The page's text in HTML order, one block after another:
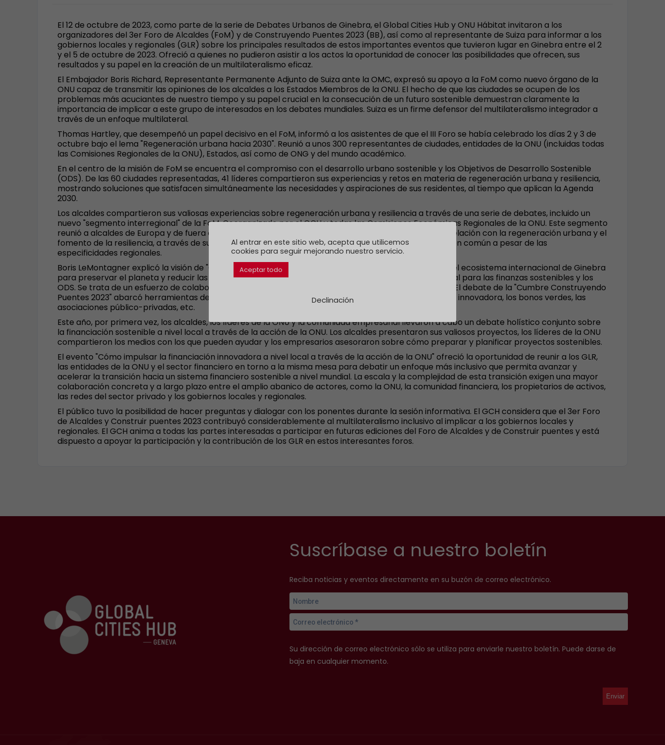
El 12 de octubre de 2023, como parte de la serie de Debates Urbanos de Ginebra, el Global Cities Hub y ONU Hábitat invitaron a los
organizadores del 3er Foro de Alcaldes (FoM) y de Construyendo Puentes 2023 (BB), así como al representante de Suiza para informar a los
gobiernos locales y regionales (GLR) sobre los principales resultados de estos importantes eventos que tuvieron lugar en Ginebra entre el 2
y el 5 de octubre de 2023. Ofreció a quienes no pudieron asistir a los actos la oportunidad de conocer las posibilidades que ofrecen, sus
resultados y su papel en la creación de un multilateralismo eficaz.
El Embajador Boris Richard, Representante Permanente Adjunto de Suiza ante la OMC, expresó su apoyo a la FoM como nuevo órgano de la
ONU capaz de transmitir las opiniones de los alcaldes a los Estados Miembros de la ONU. El hecho de que las ciudades se ocupen de los
problemas más acuciantes de nuestro tiempo y su papel crucial en la consecución de un futuro sostenible demuestran claramente la
importancia de implicar a este grupo de interesados en los debates mundiales. Suiza es un firme defensor del multilateralismo integrador a
través de un enfoque multilateral.
Thomas Hartley, que desempeñó un papel decisivo en el FoM, informó a los asistentes de que el III Foro se había celebrado los días 2 y 3 de
octubre bajo el lema "Regeneración urbana hacia 2030". Reunió a unos 300 representantes de ciudades, entidades de la ONU (incluidas todas
las Comisiones Regionales de la ONU), Estados, así como de ONG y del mundo académico.
En el centro de la misión de FoM se encuentra el compromiso con el desarrollo urbano sostenible y los Objetivos de Desarrollo Sostenible
(ODS). De las 60 ciudades representadas, 41 líderes compartieron sus experiencias y retos en materia de regeneración urbana y resiliencia,
mostrando soluciones que satisfacen simultáneamente las necesidades y aspiraciones de sus residentes, al tiempo que aplican la Agenda
2030.
Los alcaldes compartieron sus valiosas experiencias sobre regeneración urbana y resiliencia a través de una serie de debates, incluido un
nuevo "segmento interregional" de la FoM. Coorganizado por el GCH y todas las Comisiones Económicas Regionales de la ONU. Este segmento
reunió a alcaldes de Europa y de fuera de ella para debatir sobre los retos y las buenas prácticas en relación con la regeneración urbana y el
fomento de la resiliencia, a través de su óptica regional específica. Fue interesante identificar puntos en común a pesar de las
especificidades regionales.
Boris LeMontagner explicó la visión de "Construir puentes" para aprovechar el poder de las finanzas y el ecosistema internacional de Ginebra
para preservar el planeta y reducir las desigualdades sociales. La iniciativa sirve de centro internacional para las finanzas sostenibles y los
ODS. Se trata de un esfuerzo de colaboración cuyo objetivo es hacer avanzar las finanzas sostenibles. El debate de la "Cumbre Construyendo
Puentes 2023" abarcó herramientas de financiación para el desarrollo sostenible, como la financiación innovadora, los bonos verdes, las
asociaciones público-privadas, etc.
Este año, por primera vez, los alcaldes, los líderes de la ONU y la comunidad empresarial llevaron a cabo un debate holístico conjunto sobre
la financiación sostenible a nivel local a través de la acción de la ONU. Los alcaldes presentaron sus valiosos proyectos, los líderes de la ONU
compartieron los medios con los que pueden ayudar y los empresarios asesoraron sobre cómo preparar y planificar proyectos sostenibles.
El evento "Cómo impulsar la financiación innovadora a nivel local a través de la acción de la ONU" ofreció la oportunidad de reunir a los GLR,
las entidades de la ONU y el sector financiero en torno a la misma mesa para debatir un enfoque más inclusivo que permita avanzar y
acelerar la transición hacia un sistema financiero sostenible a nivel mundial. La escala y la complejidad de esta transición exigen una mayor
colaboración concreta y a largo plazo entre el amplio abanico de actores, como la ONU, la comunidad financiera, los propietarios de activos,
las redes del sector privado y los gobiernos locales y regionales.
El público tuvo la posibilidad de hacer preguntas y dialogar con los ponentes durante la sesión informativa. El GCH considera que el 3er Foro
de Alcaldes y Construir puentes 2023 contribuyó considerablemente al multilateralismo inclusivo al implicar a los gobiernos locales y
regionales. El GCH anima a todas las partes interesadas a participar en futuras ediciones del Foro de Alcaldes y de Construir puentes y está
dispuesto a apoyar la participación y la contribución de los GLR en estos interesantes foros.
Suscríbase a nuestro boletín
Reciba noticias y eventos directamente en su buzón de correo electrónico.
Su dirección de correo electrónico sólo se utiliza para enviarle nuestro boletín. Puede darse de
baja en cualquier momento.
Al entrar en este sitio web, acepta que utilicemos
cookies para seguir mejorando nuestro servicio.
Aceptar todo
Declinación